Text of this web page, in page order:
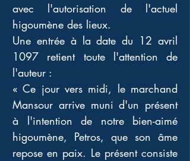
avec l'autorisation de l'actuel
higoumène des lieux.
Une entrée à la date du 12 avril
1097 retient toute l'attention de
l'auteur :
« Ce jour vers midi, le marchand
Mansour arrive muni d'un présent
à l'intention de notre bien-aimé
higoumène, Petros, que son âme
repose en paix. Le présent consiste